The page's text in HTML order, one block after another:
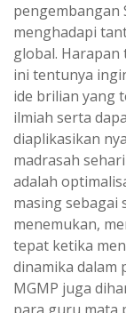
pengembangan
menghadapi
global.
ini tentunya
ide brilian yang
ilmiah serta
diaplikasikan
madrasah
adalah
masing sebagai
menemukan,
tepat ketika
dinamika dalam
MGMP juga